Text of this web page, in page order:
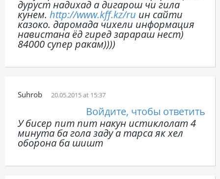
дуруст надихад а дигарош чи гила
кунем. http://www.kff.kz/ru ин сайти
казоко. даромада чихели информация
навистана ёд гиред зарараш нест)
84000 супер ракам))))
Suhrob 20.05.2015 at 15:37
Войдите, чтобы ответить
У бисер пит пит накун истиклолат 4
минута ба гола заду а тарса як хел
оборона ба шишт